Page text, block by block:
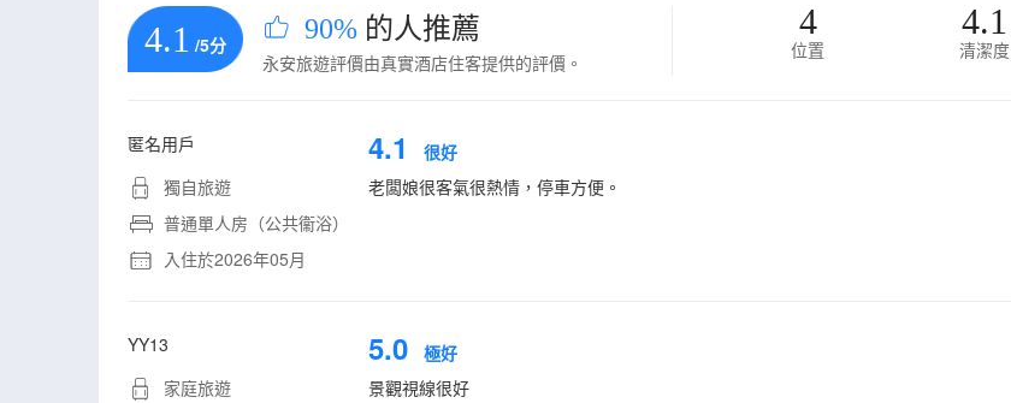
4.1 /5分 90% 的人推薦
永安旅遊評價由真實酒店住客提供的評價。
4
位置
4.1
清潔度
匿名用戶
獨自旅遊
普通單人房（公共衞浴）
入住於2026年05月
4.1 很好
老闆娘很客氣很熱情，停車方便。
YY13
家庭旅遊
5.0 極好
景觀視線很好